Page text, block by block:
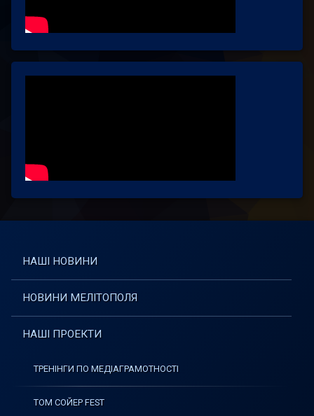
НАШІ НОВИНИ
НОВИНИ МЕЛІТОПОЛЯ
НАШІ ПРОЕКТИ
ТРЕНІНГИ ПО МЕДІАГРАМОТНОСТІ
ТОМ СОЙЕР FEST